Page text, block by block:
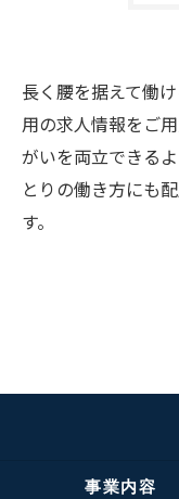
長く腰を据えて働
用の求人情報をご
がいを両立できる
とりの働き方にも
す。
事業内容